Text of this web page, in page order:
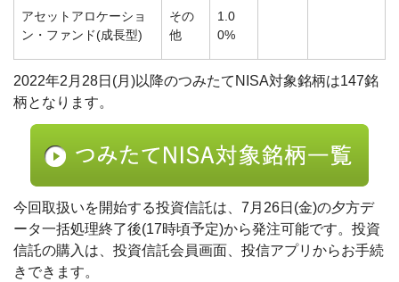
アセットアロケーショ
ン・ファンド(成長型)
その
他
1.0
0%
2022年2月28日(月)以降のつみたてNISA対象銘柄は147銘
柄となります。
今回取扱いを開始する投資信託は、7月26日(金)の夕方デ
ータ一括処理終了後(17時頃予定)から発注可能です。投資
信託の購入は、投資信託会員画面、投信アプリからお手続
きできます。